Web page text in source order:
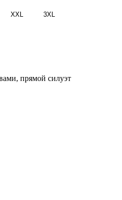
XXL 3XL
прямой силуэт